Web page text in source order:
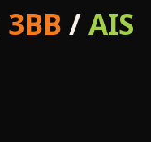
3BB/AIS